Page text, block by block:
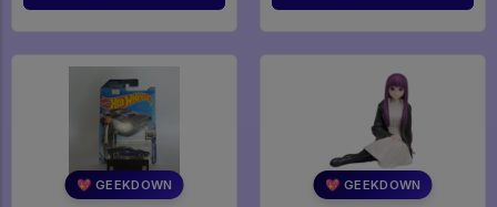
💖 GEEKDOWN 💖 GEEKDOWN